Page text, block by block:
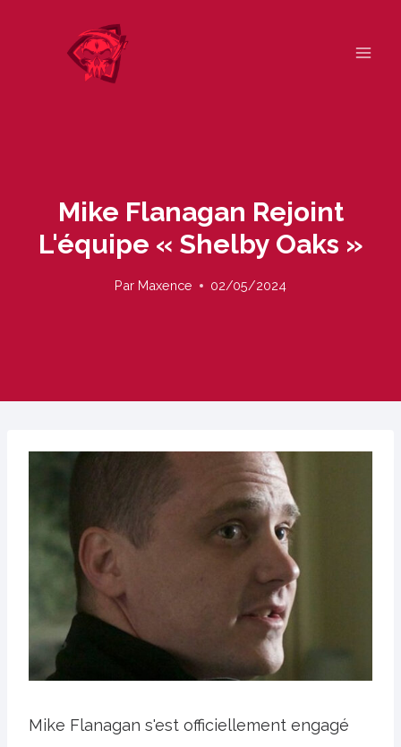
Mike Flanagan Rejoint
L'équipe « Shelby Oaks »
Par Maxence 02/05/2024
Mike Flanagan s'est officiellement engagé